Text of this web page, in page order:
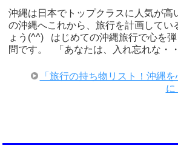
沖縄は日本でトップクラスに人気が高
の沖縄へこれから、旅行を計画してい
ょう(^^) はじめての沖縄旅行で心を
問です。 「あなたは、入れ忘れな・
「旅行の持ち物リスト！沖縄
に